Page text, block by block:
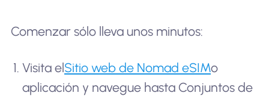
Comenzar sólo lleva unos minutos:
Visita el Sitio web de Nomad eSIMo
aplicación y navegue hasta Conjuntos de